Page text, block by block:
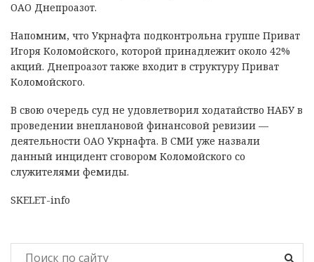
ОАО Днепроазот.
Напомним, что Укрнафта подконтрольна группе Приват
Игоря Коломойского, которой принадлежит около 42%
акций. Днепроазот также входит в структуру Приват
Коломойского.
В свою очередь суд не удовлетворил ходатайство НАБУ в
проведении внеплановой финансовой ревизии —
деятельности ОАО Укрнафта. В СМИ уже назвали
данный инцидент сговором Коломойского со
служителями фемиды.
SKELET-info